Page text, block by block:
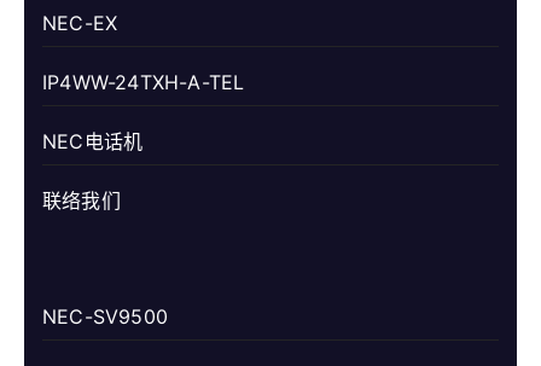
NEC-EX
IP4WW-24TXH-A-TEL
NEC电话机
联络我们
NEC-SV9500